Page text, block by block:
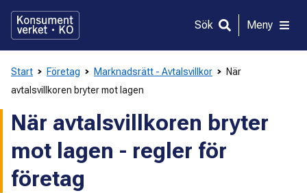
direkt
innehållet
Sök Meny
Start Företag Marknadsrätt - Avtalsvillkor
När
avtalsvillkoren bryter mot lagen
När avtalsvillkoren bryter
mot lagen - regler för
företag